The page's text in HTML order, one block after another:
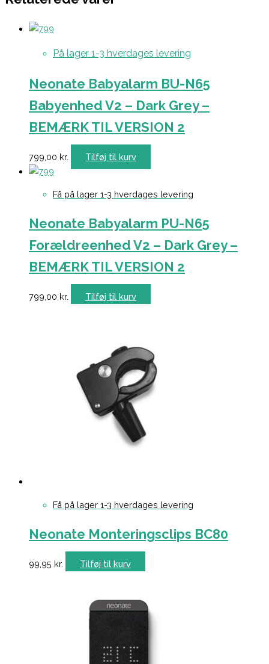
På lager 1-3 hverdages levering
Neonate Babyalarm BU-N65
Babyenhed V2 – Dark Grey –
BEMÆRK TIL VERSION 2
799,00 kr. Tilføj til kurv
Få på lager 1-3 hverdages levering
Neonate Babyalarm PU-N65
Forældreenhed V2 – Dark Grey –
BEMÆRK TIL VERSION 2
799,00 kr. Tilføj til kurv
Få på lager 1-3 hverdages levering
Neonate Monteringsclips BC80
99,95 kr. Tilføj til kurv